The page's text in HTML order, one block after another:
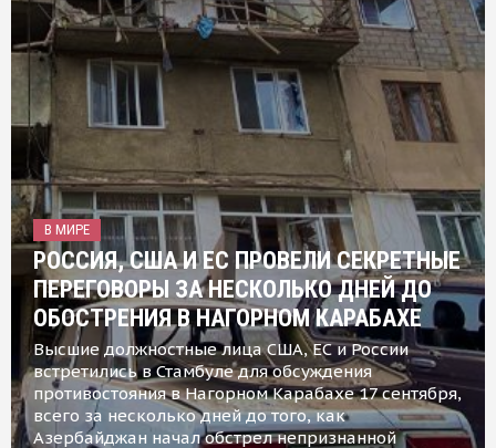
В МИРЕ
РОССИЯ, США И ЕС ПРОВЕЛИ СЕКРЕТНЫЕ
ПЕРЕГОВОРЫ ЗА НЕСКОЛЬКО ДНЕЙ ДО
ОБОСТРЕНИЯ В НАГОРНОМ КАРАБАХЕ
Высшие должностные лица США, ЕС и России
встретились в Стамбуле для обсуждения
противостояния в Нагорном Карабахе 17 сентября,
всего за несколько дней до того, как
Азербайджан начал обстрел непризнанной